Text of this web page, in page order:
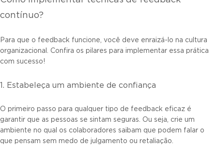
contínuo?
Para que o feedback funcione, você deve enraizá-lo na cultura
organizacional. Confira os pilares para implementar essa prática
com sucesso!
1. Estabeleça um ambiente de confiança
O primeiro passo para qualquer tipo de feedback eficaz é
garantir que as pessoas se sintam seguras. Ou seja, crie um
ambiente no qual os colaboradores saibam que podem falar o
que pensam sem medo de julgamento ou retaliação.